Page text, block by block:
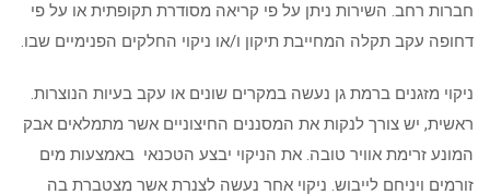
חברות רחב. השירות ניתן על פי קריאה מסודרת תקופתית או על פי
דחופה עקב תקלה המחייבת תיקון ו/או ניקוי החלקים הפנימיים שבו.
ניקוי מזגנים ברמת גן נעשה במקרים שונים או עקב בעיות הנוצרות.
ראשית, יש צורך לנקות את המסננים החיצוניים אשר מתמלאים אבק
המונע זרימת אוויר טובה. את הניקוי יבצע הטכנאי באמצעות מים
זורמים ויניחם לייבוש. ניקוי אחר נעשה לצנרת אשר מצטברת בה